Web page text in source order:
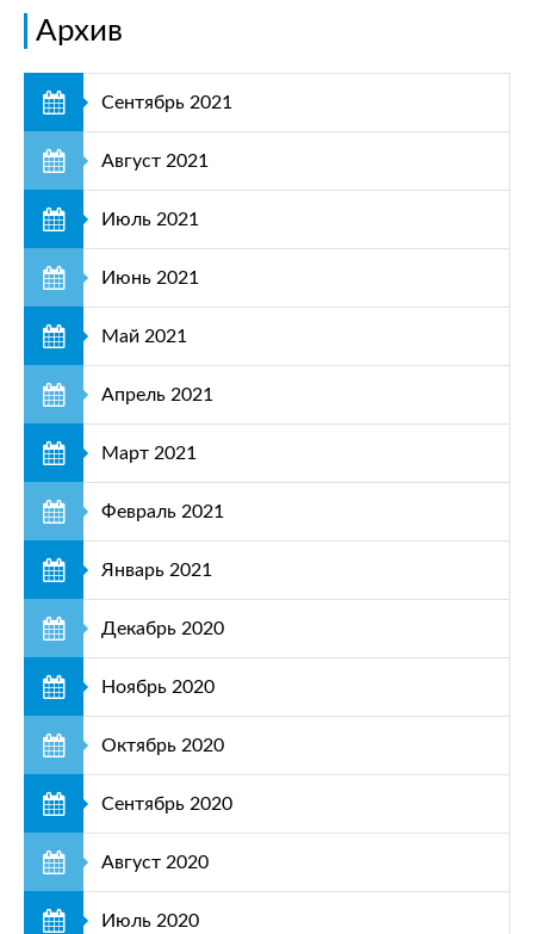
Архив
Сентябрь 2021
Август 2021
Июль 2021
Июнь 2021
Май 2021
Апрель 2021
Март 2021
Февраль 2021
Январь 2021
Декабрь 2020
Ноябрь 2020
Октябрь 2020
Сентябрь 2020
Август 2020
Июль 2020